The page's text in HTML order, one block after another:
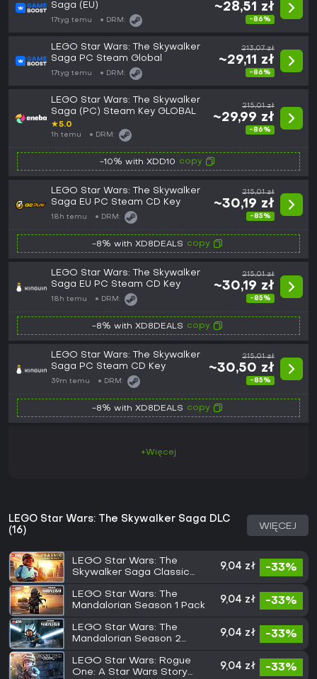
Saga (EU)
17tyg temu DRM:
~28,51 zł
-86%
LEGO Star Wars: The Skywalker
Saga PC Steam Global
17tyg temu DRM:
213,07 zł
~29,11 zł
-86%
LEGO Star Wars: The Skywalker
Saga (PC) Steam Key GLOBAL
★5.0
1h temu DRM:
215,01 zł
~29,99 zł
-86%
-10% with XDD10 copy
LEGO Star Wars: The Skywalker
Saga EU PC Steam CD Key
18h temu DRM:
215,01 zł
~30,19 zł
-85%
-8% with XD8DEALS copy
LEGO Star Wars: The Skywalker
Saga EU PC Steam CD Key
18h temu DRM:
215,01 zł
~30,19 zł
-85%
-8% with XD8DEALS copy
LEGO Star Wars: The Skywalker
Saga PC Steam CD Key
39m temu DRM:
215,01 zł
~30,50 zł
-85%
-8% with XD8DEALS copy
+Więcej
LEGO Star Wars: The Skywalker Saga DLC
(16)
WIĘCEJ
LEGO Star Wars: The
Skywalker Saga Classic
9,04 zł -33%
LEGO Star Wars: The
Mandalorian Season 1 Pack
9,04 zł -33%
LEGO Star Wars: The
Mandalorian Season 2
9,04 zł -33%
LEGO Star Wars: Rogue
One: A Star Wars Story
9,04 zł -33%